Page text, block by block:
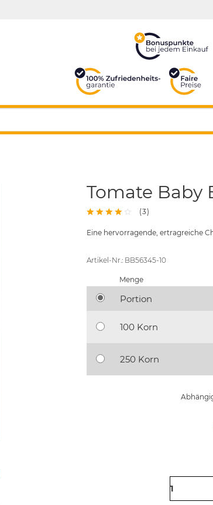
Tomate Baby
(3)
Eine hervorragende, ertragreiche
Artikel-Nr.: BB56345-10
Menge
Portion
100 Korn
250 Korn